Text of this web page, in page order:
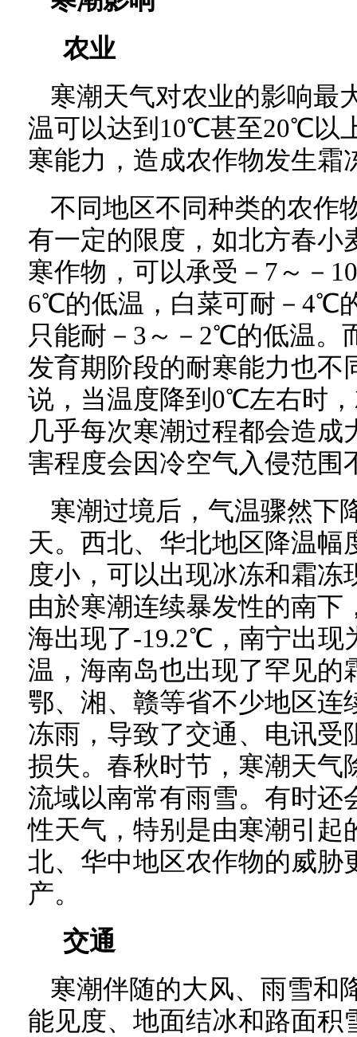
农业
寒潮天气对农业的影响最
温可以达到10℃甚至20℃以
寒能力，造成农作物发生霜
不同地区不同种类的农作
有一定的限度，如北方春小
寒作物，可以承受－7～－
6℃的低温，白菜可耐－4℃
只能耐－3～－2℃的低温。
发育期阶段的耐寒能力也不
说，当温度降到0℃左右时
几乎每次寒潮过程都会造
害程度会因冷空气入侵范围
寒潮过境后，气温骤然下
天。西北、华北地区降温幅
度小，可以出现冰冻和霜冻
由於寒潮连续暴发性的南
海出现了-19.2℃，南宁出现
温，海南岛也出现了罕见的
鄂、湘、赣等省不少地区连
冻雨，导致了交通、电讯受
损失。春秋时节，寒潮天气
流域以南常有雨雪。有时还
性天气，特别是由寒潮引起
北、华中地区农作物的威胁
产。
交通
寒潮伴随的大风、雨雪和
能见度、地面结冰和路面积